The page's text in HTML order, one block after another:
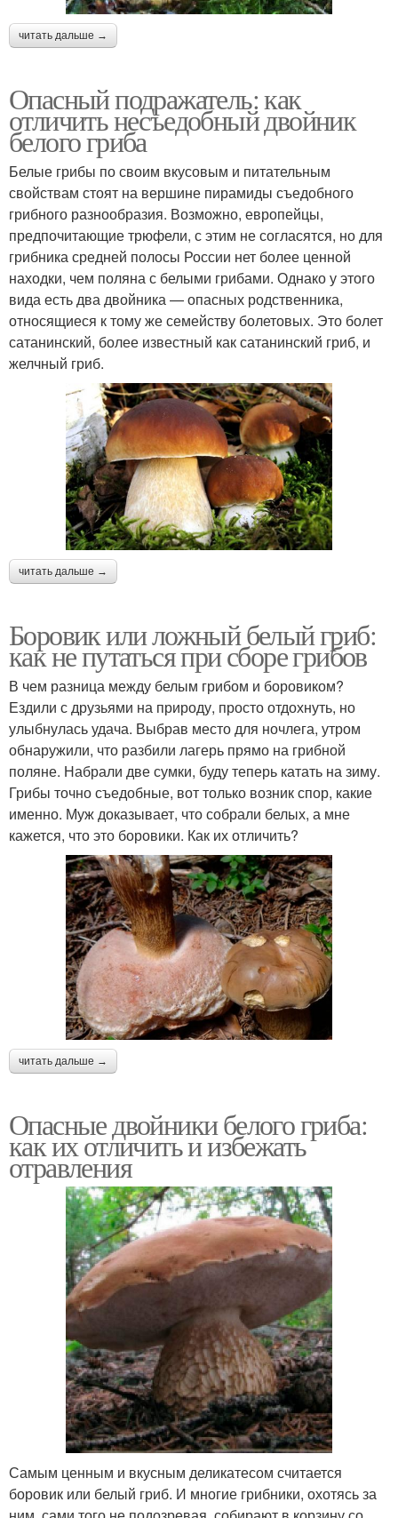
читать дальше →
Опасный подражатель: как
отличить несъедобный двойник
белого гриба
Белые грибы по своим вкусовым и питательным
свойствам стоят на вершине пирамиды съедобного
грибного разнообразия. Возможно, европейцы,
предпочитающие трюфели, с этим не согласятся, но для
грибника средней полосы России нет более ценной
находки, чем поляна с белыми грибами. Однако у этого
вида есть два двойника — опасных родственника,
относящиеся к тому же семейству болетовых. Это болет
сатанинский, более известный как сатанинский гриб, и
желчный гриб.
читать дальше →
Боровик или ложный белый гриб:
как не путаться при сборе грибов
В чем разница между белым грибом и боровиком?
Ездили с друзьями на природу, просто отдохнуть, но
улыбнулась удача. Выбрав место для ночлега, утром
обнаружили, что разбили лагерь прямо на грибной
поляне. Набрали две сумки, буду теперь катать на зиму.
Грибы точно съедобные, вот только возник спор, какие
именно. Муж доказывает, что собрали белых, а мне
кажется, что это боровики. Как их отличить?
читать дальше →
Опасные двойники белого гриба:
как их отличить и избежать
отравления
Самым ценным и вкусным деликатесом считается
боровик или белый гриб. И многие грибники, охотясь за